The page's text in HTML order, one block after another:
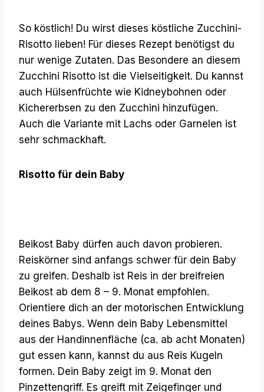
So köstlich! Du wirst dieses köstliche Zucchini-
Risotto lieben! Für dieses Rezept benötigst du
nur wenige Zutaten. Das Besondere an diesem
Zucchini Risotto ist die Vielseitigkeit. Du kannst
auch Hülsenfrüchte wie Kidneybohnen oder
Kichererbsen zu den Zucchini hinzufügen.
Auch die Variante mit Lachs oder Garnelen ist
sehr schmackhaft.
Risotto für dein Baby
Beikost Baby dürfen auch davon probieren.
Reiskörner sind anfangs schwer für dein Baby
zu greifen. Deshalb ist Reis in der breifreien
Beikost ab dem 8 – 9. Monat empfohlen.
Orientiere dich an der motorischen Entwicklung
deines Babys. Wenn dein Baby Lebensmittel
aus der Handinnenfläche (ca. ab acht Monaten)
gut essen kann, kannst du aus Reis Kugeln
formen. Dein Baby zeigt im 9. Monat den
Pinzettengriff. Es greift mit Zeigefinger und